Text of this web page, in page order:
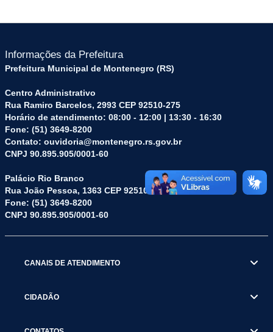
Informações da Prefeitura
Prefeitura Municipal de Montenegro (RS)
Centro Administrativo
Rua Ramiro Barcelos, 2993 CEP 92510-275
Horário de atendimento: 08:00 - 12:00 | 13:30 - 16:30
Fone: (51) 3649-8200
Contato: ouvidoria@montenegro.rs.gov.br
CNPJ 90.895.905/0001-60
Palácio Rio Branco
Rua João Pessoa, 1363 CEP 92510-045
Fone: (51) 3649-8200
CNPJ 90.895.905/0001-60
CANAIS DE ATENDIMENTO
CIDADÃO